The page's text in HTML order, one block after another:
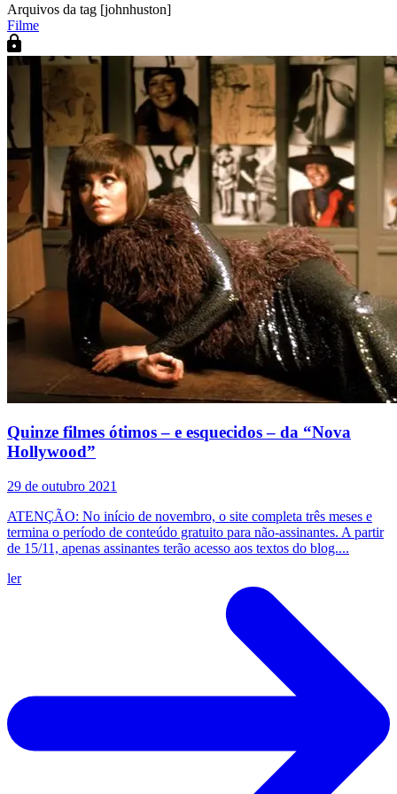
Arquivos da tag [johnhuston]
Filme
Quinze filmes ótimos – e esquecidos – da “Nova
Hollywood”
29 de outubro 2021
ATENÇÃO: No início de novembro, o site completa três meses e
termina o período de conteúdo gratuito para não-assinantes. A partir
de 15/11, apenas assinantes terão acesso aos textos do blog....
ler